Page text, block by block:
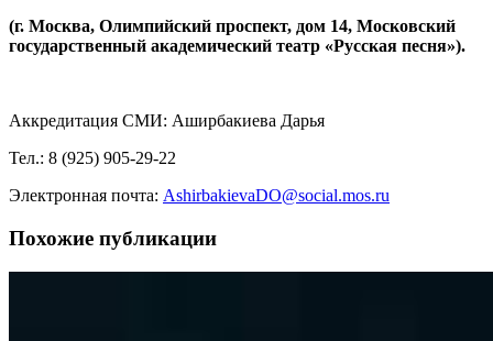
(г. Москва, Олимпийский проспект, дом 14, Московский
государственный академический театр «Русская песня»).
Аккредитация СМИ: Аширбакиева Дарья
Тел.: 8 (925) 905-29-22
Электронная почта: AshirbakievaDO@social.mos.ru
Похожие публикации